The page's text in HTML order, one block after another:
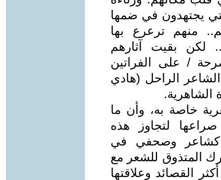
يجتهدون في ضمها
منهم ترعرع بها
لكن بقيت آثارهم
/ على الفراتين
الشاعر الراحل (هادي
الشاهرية.
خاصة به، وأن ما
لتجاوز هذه
كشاعر وصحفي في
المتذوق للشعر مع
القصائد وعلاقتها